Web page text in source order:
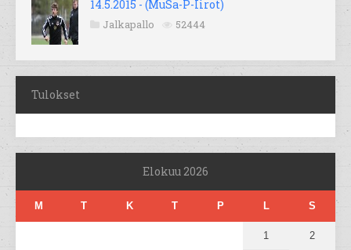
14.5.2015 - (MuSa-P-Iirot)
Jalkapallo 52444
Tulokset
Elokuu 2026
M T K T P L S
1 2